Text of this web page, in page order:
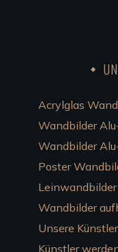
Acrylglas
Wandbilder
Wandbilder
Poster
Leinwandbilder
Wandbilder
Unsere Künstler
Künstler